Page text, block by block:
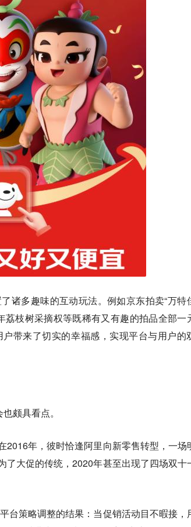
诸多趣味的互动玩法。例如京东拍卖“万特
枝树采摘权等既稀有又有趣的拍品全部一
带来了切实的幸福感，实现平台与用户的
颇具看点。
年，彼时恰逢阿里向新零售转型，一场
了大促的传统，2020年甚至出现了四场双十
台策略调整的结果：当促销活动目不暇接，